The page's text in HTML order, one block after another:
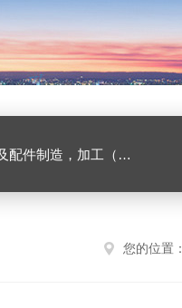
五金交电，金属材料，金属制品，不锈钢制品，建筑材料，钢材，橡塑制品，环保设备，润滑剂，汽车配件，摩托车配件的批发，零售。（企业经营涉及行政许可的，凭许可证件经营）
您的位置：